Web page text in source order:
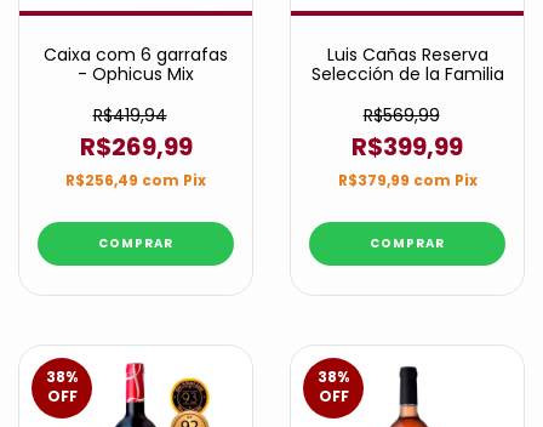
Caixa com 6 garrafas
- Ophicus Mix
R$419,94
R$269,99
R$256,49 com Pix
Luis Cañas Reserva
Selección de la Familia
R$569,99
R$399,99
R$379,99 com Pix
38%
OFF
38%
OFF